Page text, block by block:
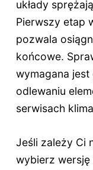
układy
Pierwszy etap
pozwala
końcowe.
wymagana jest
odlewaniu
serwisach
Jeśli zależy Ci
wybierz